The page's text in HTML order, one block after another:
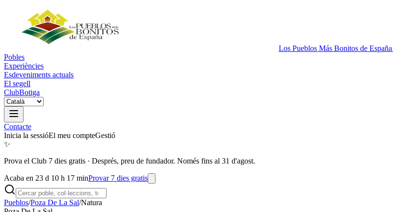
Los Pueblos Más Bonitos de
Pobles
Experiències
Esdeveniments actuals
El segell
ClubBotiga
Contacte
Inicia la sessióEl meu compteGestió
✨
Prova el Club 7 dies gratis · Després, preu de fundador. Només fins al 31 d'agost.
Acaba en 23 d 10 h 17 minProvar 7 dies gratis
Pueblos/Poza De La Sal/Natura